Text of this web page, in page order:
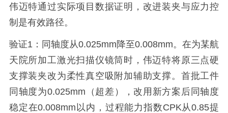
伟迈特通过实际项目数据证明，改进装夹与应力控
制是有效路径。
验证1：同轴度从0.025mm降至0.008mm。在为某航
天院所加工激光扫描仪镜筒时，伟迈特将原三点硬
支撑装夹改为柔性真空吸附加辅助支撑。首批工件
同轴度为0.025mm（超差），改用新方案后同轴度
稳定在0.008mm以内，过程能力指数CPK从0.85提